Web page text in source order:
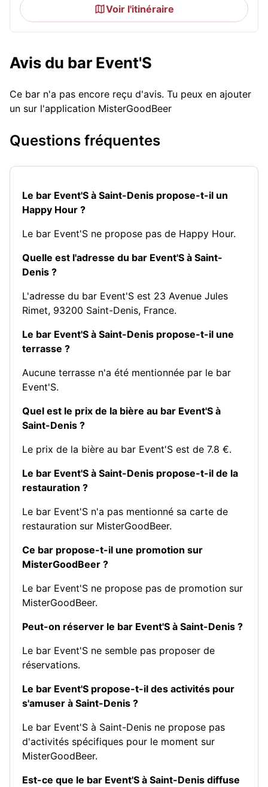
Voir l'itinéraire
Avis du bar Event'S
Ce bar n'a pas encore reçu d'avis. Tu peux en ajouter
un sur l'application MisterGoodBeer
Questions fréquentes
Le bar Event'S à Saint-Denis propose-t-il un
Happy Hour ?
Le bar Event'S ne propose pas de Happy Hour.
Quelle est l'adresse du bar Event'S à Saint-
Denis ?
L'adresse du bar Event'S est 23 Avenue Jules
Rimet, 93200 Saint-Denis, France.
Le bar Event'S à Saint-Denis propose-t-il une
terrasse ?
Aucune terrasse n'a été mentionnée par le bar
Event'S.
Quel est le prix de la bière au bar Event'S à
Saint-Denis ?
Le prix de la bière au bar Event'S est de 7.8 €.
Le bar Event'S à Saint-Denis propose-t-il de la
restauration ?
Le bar Event'S n'a pas mentionné sa carte de
restauration sur MisterGoodBeer.
Ce bar propose-t-il une promotion sur
MisterGoodBeer ?
Le bar Event'S ne propose pas de promotion sur
MisterGoodBeer.
Peut-on réserver le bar Event'S à Saint-Denis ?
Le bar Event'S ne semble pas proposer de
réservations.
Le bar Event'S propose-t-il des activités pour
s'amuser à Saint-Denis ?
Le bar Event'S à Saint-Denis ne propose pas
d'activités spécifiques pour le moment sur
MisterGoodBeer.
Est-ce que le bar Event'S à Saint-Denis diffuse